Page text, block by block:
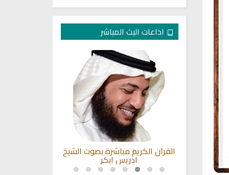
اذاعات البث المباشر
عبد القران الكريم مباشرة بصوت الشيخ
ادريس ابكر